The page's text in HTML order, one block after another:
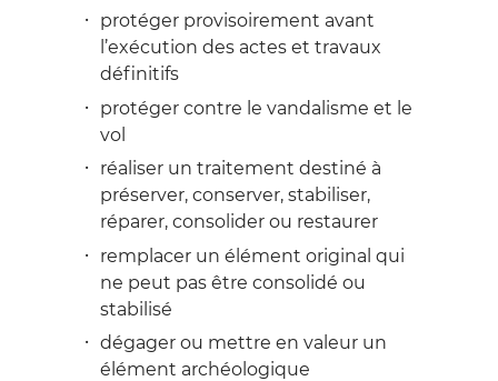
protéger provisoirement avant
l’exécution des actes et travaux
définitifs
protéger contre le vandalisme et le
vol
réaliser un traitement destiné à
préserver, conserver, stabiliser,
réparer, consolider ou restaurer
remplacer un élément original qui
ne peut pas être consolidé ou
stabilisé
dégager ou mettre en valeur un
élément archéologique